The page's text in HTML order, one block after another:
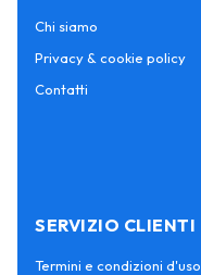
Chi siamo
Privacy & cookie policy
Contatti
SERVIZIO CLIENTI
Termini e condizioni d'uso